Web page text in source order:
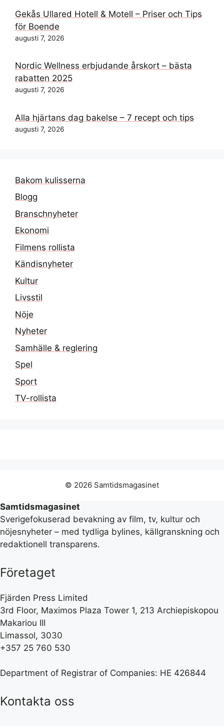
Gekås Ullared Hotell & Motell – Priser och Tips
för Boende
augusti 7, 2026
Nordic Wellness erbjudande årskort – bästa
rabatten 2025
augusti 7, 2026
Alla hjärtans dag bakelse – 7 recept och tips
augusti 7, 2026
Bakom kulisserna
Blogg
Branschnyheter
Ekonomi
Filmens rollista
Kändisnyheter
Kultur
Livsstil
Nöje
Nyheter
Samhälle & reglering
Spel
Sport
TV-rollista
© 2026 Samtidsmagasinet
Samtidsmagasinet
Sverigefokuserad bevakning av film, tv, kultur och
nöjesnyheter – med tydliga bylines, källgranskning och
redaktionell transparens.
Företaget
Fjärden Press Limited
3rd Floor, Maximos Plaza Tower 1, 213 Archiepiskopou
Makariou III
Limassol, 3030
+357 25 760 530
Department of Registrar of Companies: HE 426844
Kontakta oss